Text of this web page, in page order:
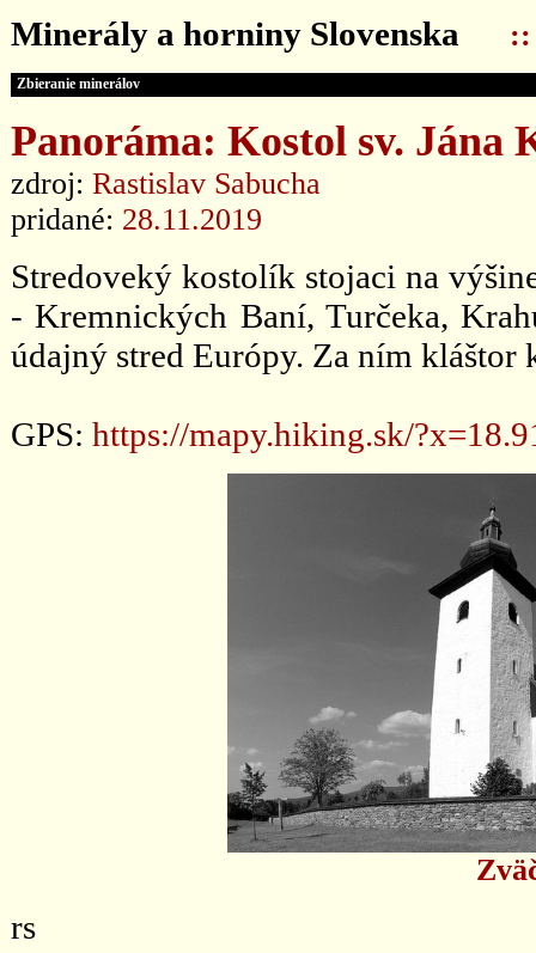
Minerály a horniny Slovenska ::
Zbieranie minerálov
Panoráma: Kostol sv.
zdroj: Rastislav Sabucha
pridané: 28.11.2019
Stredoveký kostolík stojaci na
- Kremnických Baní, Turčeka,
údajný stred Európy. Za ním kláštor
GPS: https://mapy.hiking.sk/
rs